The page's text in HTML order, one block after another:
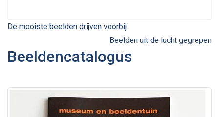
De mooiste beelden drijven voorbij
Beelden uit de lucht gegrepen
Beeldencatalogus